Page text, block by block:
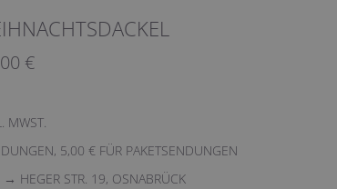
€
MWST.
5,00 € FÜR PAKETSENDUNGEN
→ HEGER STR. 19, OSNABRÜCK